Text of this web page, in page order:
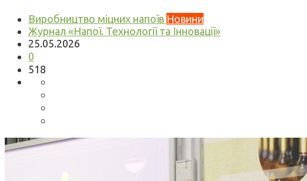
Виробництво міцних напоїв Новини
Журнал «Напої. Технології та Інновації»
25.05.2026
0
518